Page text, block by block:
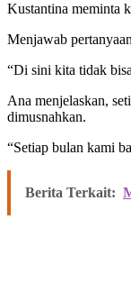
Kustantina meminta
Menjawab
“Di sini kita tidak
Ana menjelaskan,
dimusnahkan.
“Setiap bulan kami
Berita Terkait: